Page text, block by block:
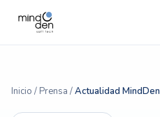
Inicio / Prensa /Actualidad MindDen